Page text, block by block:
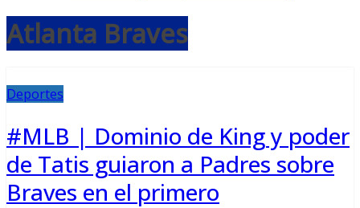
Atlanta Braves
Deportes
#MLB | Dominio de King y poder
de Tatis guiaron a Padres sobre
Braves en el primero